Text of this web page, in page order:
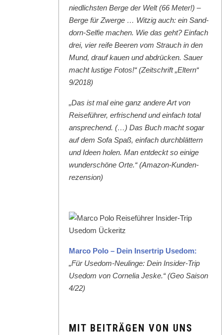
niedlich­sten Berge der Welt (66 Meter!) –
Berge für Zwerge … Witzig auch: ein Sand­
dorn-Self­ie machen. Wie das geht? Ein­fach
drei, vier reife Beeren vom Strauch in den
Mund, drauf kauen und abdrück­en. Sauer
macht lustige Fotos!“ (Zeitschrift „Eltern“
9/2018)
„Das ist mal eine ganz andere Art von
Reise­führer, erfrischend und ein­fach total
ansprechend. (…) Das Buch macht sog­ar
auf dem Sofa Spaß, ein­fach durch­blät­tern
und Ideen holen. Man ent­deckt so einige
wun­der­schöne Orte.“ (Ama­zon-Kun­den­
rezen­sion)
Mar­co Polo – Dein Inser­trip Use­dom:
„Für Use­dom-Neulinge: Dein Insid­er-Trip
Use­dom von Cor­nelia Jeske.“ (Geo Sai­son
4/22)
MIT BEITRÄGEN VON UNS